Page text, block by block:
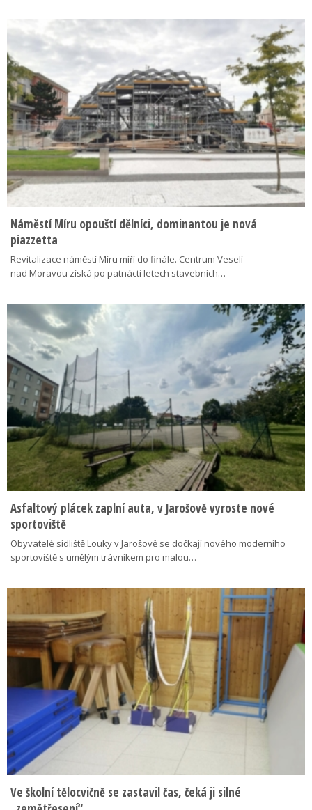
Náměstí Míru opouští dělníci, dominantou je nová
piazzetta
Revitalizace náměstí Míru míří do finále. Centrum Veselí
nad Moravou získá po patnácti letech stavebních…
Asfaltový plácek zaplní auta, v Jarošově vyroste nové
sportoviště
Obyvatelé sídliště Louky v Jarošově se dočkají nového moderního
sportoviště s umělým trávníkem pro malou…
Ve školní tělocvičně se zastavil čas, čeká ji silné